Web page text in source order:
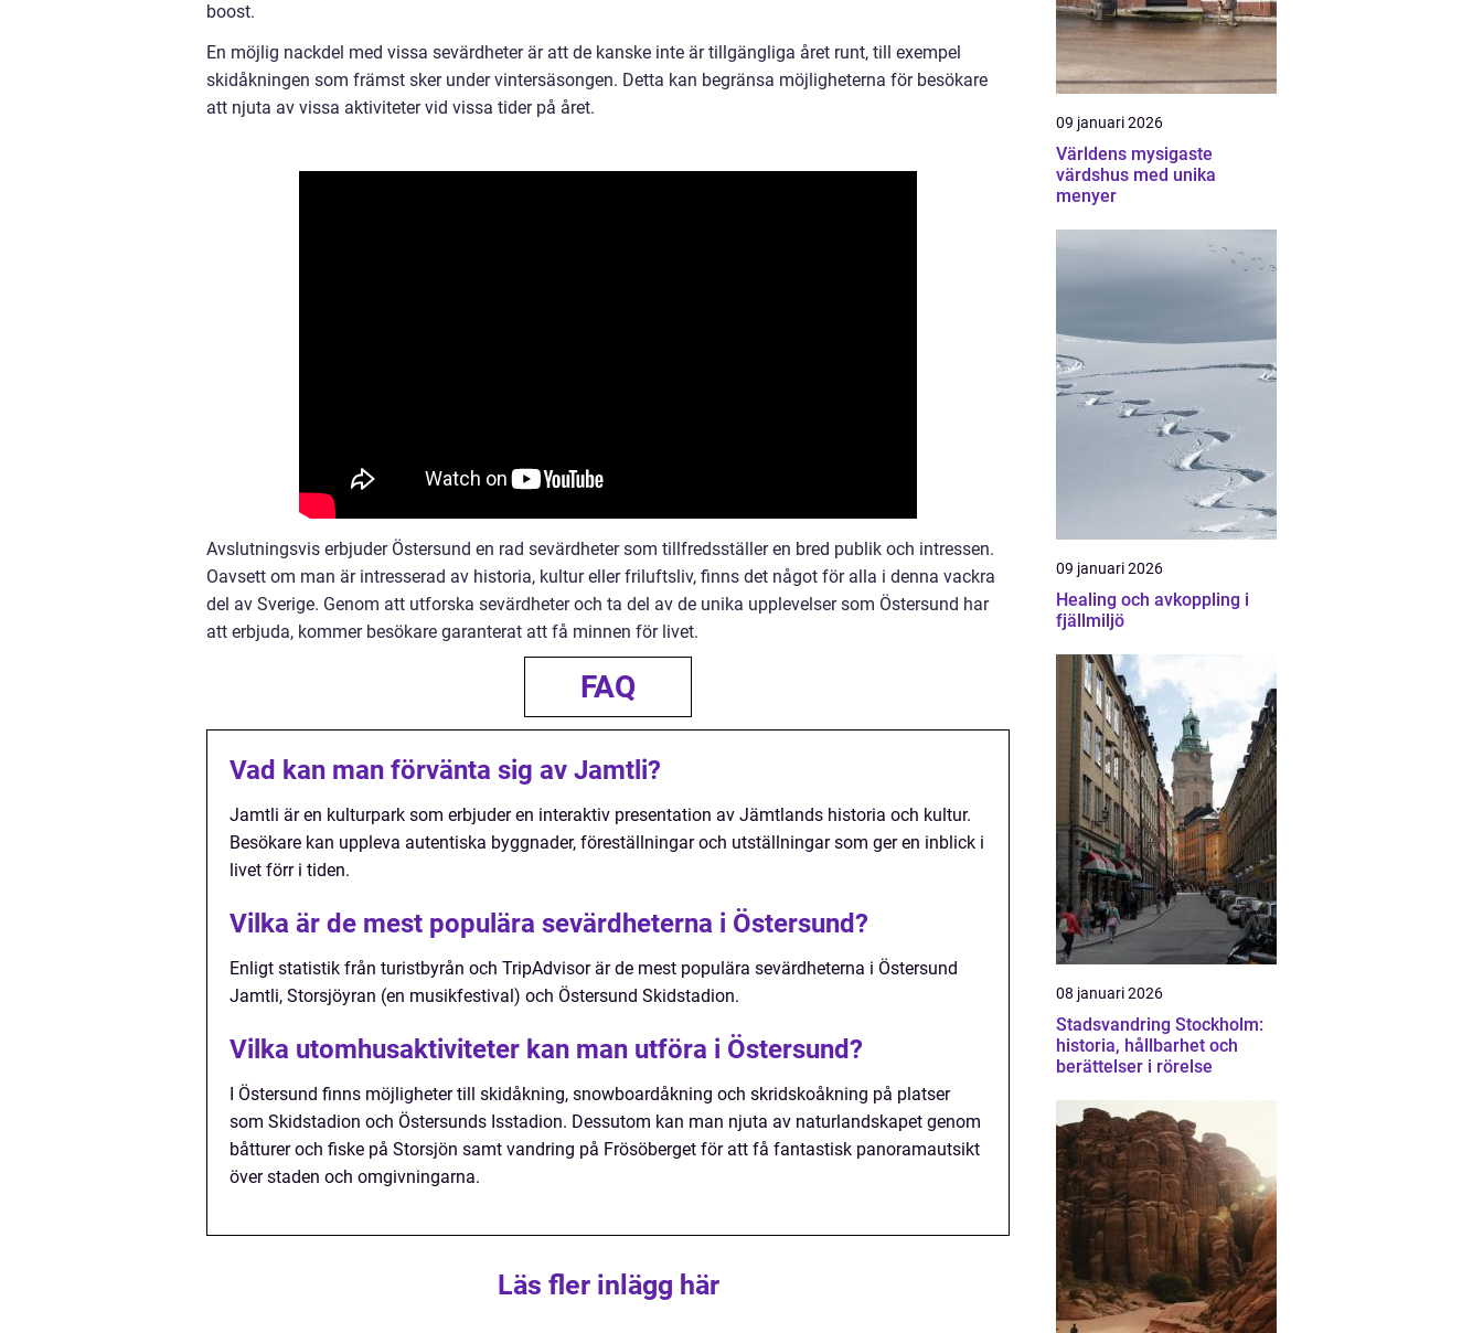
boost.
En möjlig nackdel med vissa sevärdheter är att de kanske inte är tillgängliga året runt, till exempel
skidåkningen som främst sker under vintersäsongen. Detta kan begränsa möjligheterna för besökare
att njuta av vissa aktiviteter vid vissa tider på året.
Avslutningsvis erbjuder Östersund en rad sevärdheter som tillfredsställer en bred publik och intressen.
Oavsett om man är intresserad av historia, kultur eller friluftsliv, finns det något för alla i denna vackra
del av Sverige. Genom att utforska sevärdheter och ta del av de unika upplevelser som Östersund har
att erbjuda, kommer besökare garanterat att få minnen för livet.
FAQ
Vad kan man förvänta sig av Jamtli?
Jamtli är en kulturpark som erbjuder en interaktiv presentation av Jämtlands historia och kultur.
Besökare kan uppleva autentiska byggnader, föreställningar och utställningar som ger en inblick i
livet förr i tiden.
Vilka är de mest populära sevärdheterna i Östersund?
Enligt statistik från turistbyrån och TripAdvisor är de mest populära sevärdheterna i Östersund
Jamtli, Storsjöyran (en musikfestival) och Östersund Skidstadion.
Vilka utomhusaktiviteter kan man utföra i Östersund?
I Östersund finns möjligheter till skidåkning, snowboardåkning och skridskoåkning på platser
som Skidstadion och Östersunds Isstadion. Dessutom kan man njuta av naturlandskapet genom
båtturer och fiske på Storsjön samt vandring på Frösöberget för att få fantastisk panoramautsikt
över staden och omgivningarna.
Läs fler inlägg här
09 januari 2026
Världens mysigaste
värdshus med unika
menyer
09 januari 2026
Healing och avkoppling i
fjällmiljö
08 januari 2026
Stadsvandring Stockholm:
historia, hållbarhet och
berättelser i rörelse